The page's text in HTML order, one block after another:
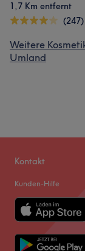
1,7 Km entfernt
(247)
Weitere
Umland
Kontakt
Kunden-Hilfe